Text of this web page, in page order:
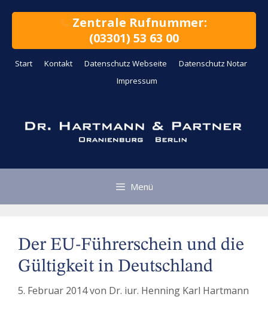
Zentrale Rufnummer:
(03301) 53 63 00
Start Kontakt Datenschutz Webseite
Datenschutz Notar
Impressum
Menü
Der EU-Führerschein und die
Gültigkeit in Deutschland
5. Februar 2014von Dr. iur. Henning Karl Hartmann